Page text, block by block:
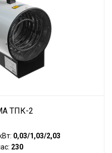
ТПК-2
0,03/1,03/2,03
230